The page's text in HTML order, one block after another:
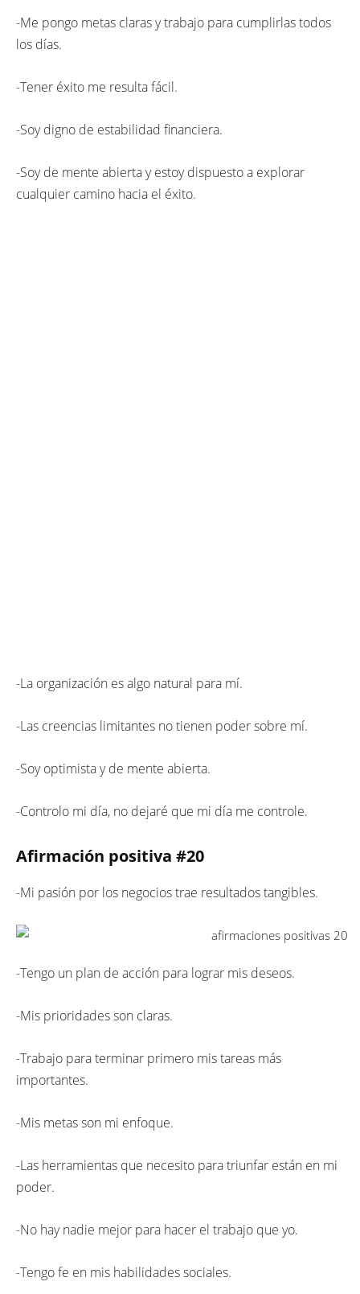
-Me pongo metas claras y trabajo para cumplirlas todos
los días.
-Tener éxito me resulta fácil.
-Soy digno de estabilidad financiera.
-Soy de mente abierta y estoy dispuesto a explorar
cualquier camino hacia el éxito.
-La organización es algo natural para mí.
-Las creencias limitantes no tienen poder sobre mí.
-Soy optimista y de mente abierta.
-Controlo mi día, no dejaré que mi día me controle.
Afirmación positiva #20
-Mi pasión por los negocios trae resultados tangibles.
-Tengo un plan de acción para lograr mis deseos.
-Mis prioridades son claras.
-Trabajo para terminar primero mis tareas más
importantes.
-Mis metas son mi enfoque.
-Las herramientas que necesito para triunfar están en mi
poder.
-No hay nadie mejor para hacer el trabajo que yo.
-Tengo fe en mis habilidades sociales.